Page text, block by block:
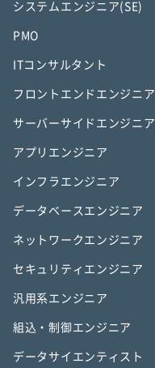
システムエンジニア(SE)
PMO
ITコンサルタント
フロントエンドエンジニア
サーバーサイドエンジニア
アプリエンジニア
インフラエンジニア
データベースエンジニア
ネットワークエンジニア
セキュリティエンジニア
汎用系エンジニア
組込・制御エンジニア
データサイエンティスト